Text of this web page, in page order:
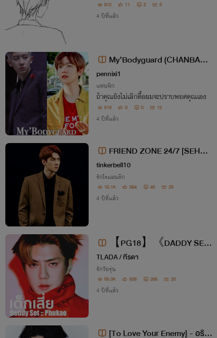
912 11 2 5
4 ปีที่แล้ว
My’Bodyguard (CHANBAEK
Feat.EXO)
pennixi1
แฟนฟิก
ถ้าคุณยังไม่เลิกดื้อผมจะปราบพยศคุณเอง
519 0 0 12
4 ปีที่แล้ว
FRIEND ZONE 24/7 [SEHUN
x YOONA]
tinkerbell10
รักโรแมนติก
16.1K 384 45 25
4 ปีที่แล้ว
【PG18】《DADDY SE
T》เด็กเสี่ย
TLADA / ทีรดา
รักวัยรุ่น
56.0K 608 266 20
4 ปีที่แล้ว
[To Love Your Enemy] - อริร้